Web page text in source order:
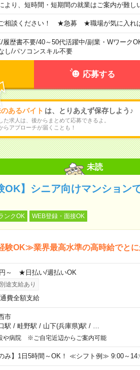
より、短時間・短期間の就業はご案内が難し
相談ください！ ★急募 ★職場が気に入れば
/履歴書不要/40～50代活躍中/副業・Wワーク
し/パソコンスキル不要
応募する
あるバイト は、とりあえず保存しよう♪
た求人は、後からまとめて応募できるよ。
らアプローチが届くことも！
未読
OK】シニア向けマンション
ンクOK WEB登録・面接OK
OK≫業界最高水準の高時給でとに
～ ★日払い/週払いOK
途支給あり
費全額支給
市
駅 / 畦野駅 / 山下(兵庫県)駅 /
や病院 ※ご自宅近辺からご案内可能
み】1日5時間～OK！ ≪シフト例≫ 9:00～